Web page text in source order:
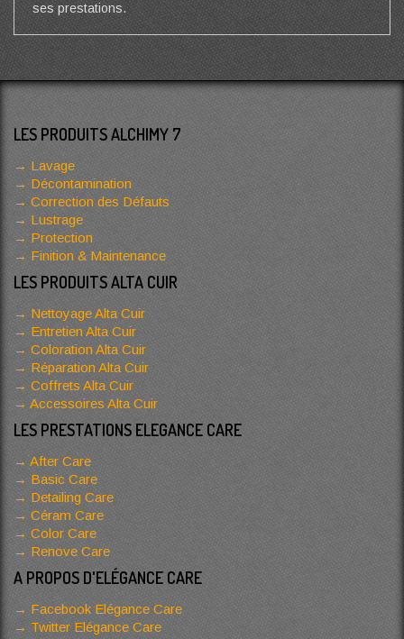
ses prestations.
LES PRODUITS ALCHIMY 7
Lavage
Décontamination
Correction des Défauts
Lustrage
Protection
Finition & Maintenance
LES PRODUITS ALTA CUIR
Nettoyage Alta Cuir
Entretien Alta Cuir
Coloration Alta Cuir
Réparation Alta Cuir
Coffrets Alta Cuir
Accessoires Alta Cuir
LES PRESTATIONS ELEGANCE CARE
After Care
Basic Care
Detailing Care
Céram Care
Color Care
Renove Care
A PROPOS D'ELÉGANCE CARE
Facebook Elégance Care
Twitter Elégance Care